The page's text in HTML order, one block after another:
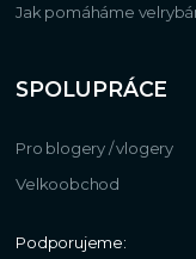
Jak pomáháme
SPOLUPRÁCE
Pro blogery / vlogery
Velkoobchod
Podporujeme: